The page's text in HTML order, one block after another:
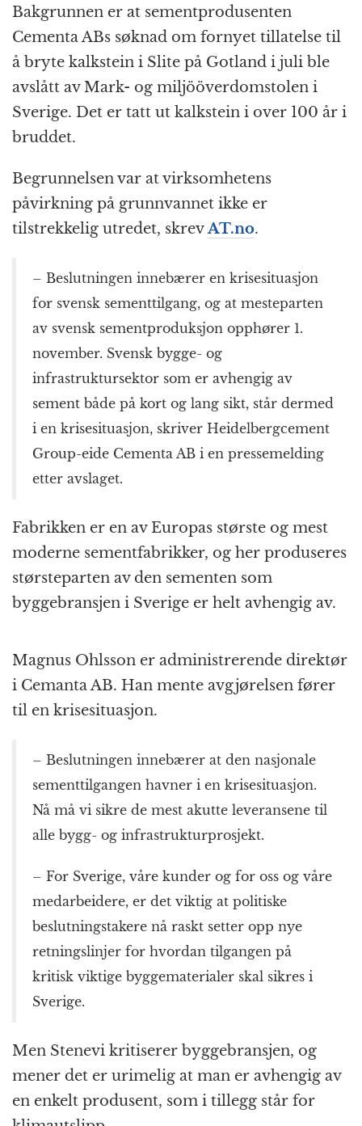
k r
Bakgrunnen er at sementprodusenten
Cementa ABs søknad om fornyet tillatelse til
å bryte kalkstein i Slite på Gotland i juli ble
avslått av Mark- og miljööverdomstolen i
Sverige. Det er tatt ut kalkstein i over 100 år i
bruddet.
Begrunnelsen var at virksomhetens
påvirkning på grunnvannet ikke er
tilstrekkelig utredet, skrevAT.no.
– Beslutningen innebærer en krisesituasjon
for svensk sementtilgang, og at mesteparten
av svensk sementproduksjon opphører 1.
november. Svensk bygge- og
infrastruktursektor som er avhengig av
sement både på kort og lang sikt, står dermed
i en krisesituasjon, skriver Heidelbergcement
Group-eide Cementa AB i en pressemelding
etter avslaget.
Fabrikken er en av Europas største og mest
moderne sementfabrikker, og her produseres
størsteparten av den sementen som
byggebransjen i Sverige er helt avhengig av.
Magnus Ohlsson er administrerende direktør
i Cemanta AB. Han mente avgjørelsen fører
til en krisesituasjon.
– Beslutningen innebærer at den nasjonale
sementtilgangen havner i en krisesituasjon.
Nå må vi sikre de mest akutte leveransene til
alle bygg- og infrastrukturprosjekt.
– For Sverige, våre kunder og for oss og våre
medarbeidere, er det viktig at politiske
beslutningstakere nå raskt setter opp nye
retningslinjer for hvordan tilgangen på
kritisk viktige byggematerialer skal sikres i
Sverige.
Men Stenevi kritiserer byggebransjen, og
mener det er urimelig at man er avhengig av
en enkelt produsent, som i tillegg står for